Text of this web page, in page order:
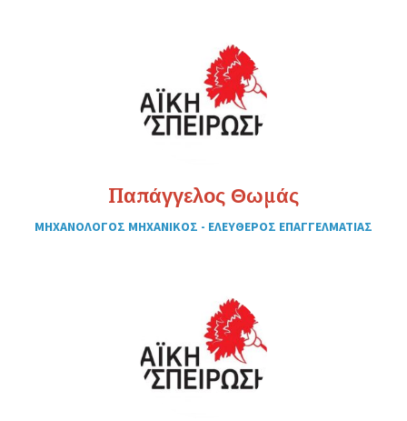
Παπάγγελος Θωμάς
ΜΗΧΑΝΟΛΟΓΟΣ ΜΗΧΑΝΙΚΟΣ - ΕΛΕΥΘΕΡΟΣ ΕΠΑΓΓΕΛΜΑΤΙΑΣ